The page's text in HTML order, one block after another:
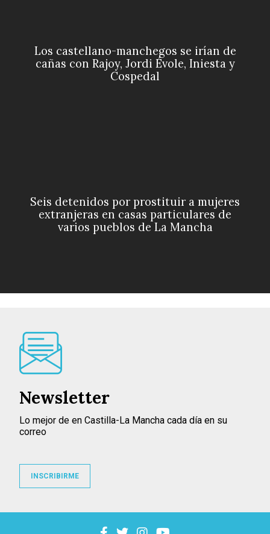
Los castellano-manchegos se irían de
cañas con Rajoy, Jordi Évole, Iniesta y
Cospedal
Seis detenidos por prostituir a mujeres
extranjeras en casas particulares de
varios pueblos de La Mancha
Newsletter
Lo mejor de en Castilla-La Mancha cada día en su
correo
INSCRIBIRME